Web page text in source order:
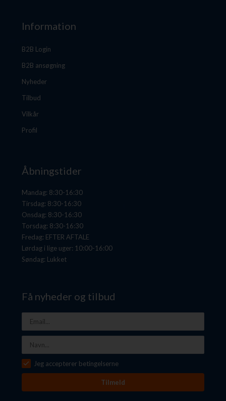
Information
B2B Login
B2B ansøgning
Nyheder
Tilbud
Vilkår
Profil
Åbningstider
Mandag: 8:30-16:30
Tirsdag: 8:30-16:30
Onsdag: 8:30-16:30
Torsdag: 8:30-16:30
Fredag: EFTER AFTALE
Lørdag i lige uger: 10:00-16:00
Søndag: Lukket
Få nyheder og tilbud
Jeg accepterer betingelserne